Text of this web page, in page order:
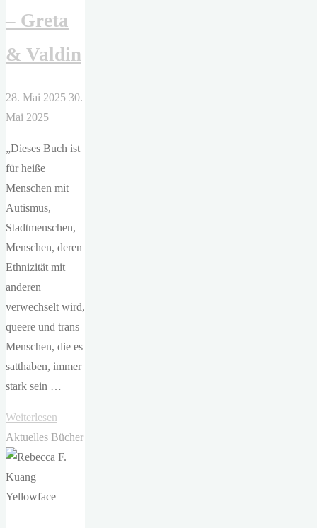
– Greta
& Valdin
28. Mai 2025 30.
Mai 2025
„Dieses Buch ist
für heiße
Menschen mit
Autismus,
Stadtmenschen,
Menschen, deren
Ethnizität mit
anderen
verwechselt wird,
queere und trans
Menschen, die es
satthaben, immer
stark sein …
Weiterlesen
K
Reilly
Aktuelles Bücher